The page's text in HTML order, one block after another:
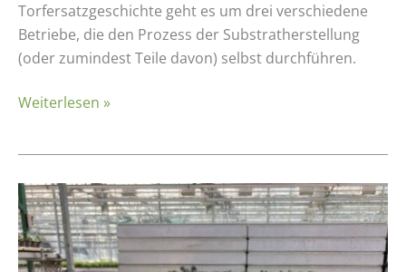
Torfersatzgeschichte geht es um drei verschiedene
Betriebe, die den Prozess der Substratherstellung
(oder zumindest Teile davon) selbst durchführen.
Weiterlesen »
Betriebsbesichtigung:
Acquistapace
Gartenbau